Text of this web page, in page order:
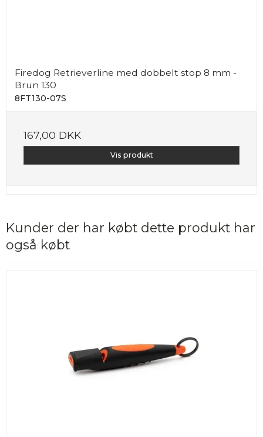
Firedog Retrieverline med dobbelt stop 8 mm -
Brun 130
8FT130-07S
167,00 DKK
Vis produkt
Kunder der har købt dette produkt har
også købt